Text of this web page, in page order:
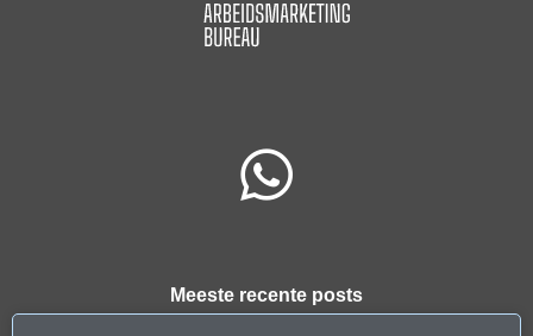
Meeste recente posts